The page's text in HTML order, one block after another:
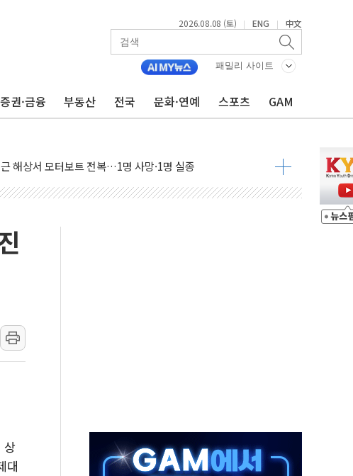
2026.08.08 (토) | ENG | 中文
패밀리 사이트
증권·금융 부동산 전국 문화·연예 스포츠 GAM
가서 흉기 난동…60대 남성 2명 숨져
때문에 손해 보는 일 없게"…'결혼 페널티' 22개 과제 손본다
피해자 기림의 날 참석..."국제적 시민 연대로 목소리 내야"
서 해루질 중 실종 60대 나흘만에 숨진 채 발견
석에 '뻔뻔' 받아친 정청래…제주 연설서 신경전 고조
편 재검토 지시…與 "적극 환영"·野 "졸속 국정"
곡서 수위 상승으로 피서객 7명 고립…전원 구조
'별똥별 멍' 운영…페르세우스 유성우 관측
주가누르기 방지법' 전면 재검토 지시
울진 시간당 20~30mm 강한 비...가뭄 해소될 듯
상
대